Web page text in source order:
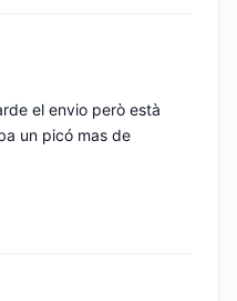
el envio però està
un picó mas de